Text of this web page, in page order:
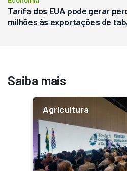
Tarifa dos EUA pode gerar
milhões às exportações de
Saiba mais
Agricultura